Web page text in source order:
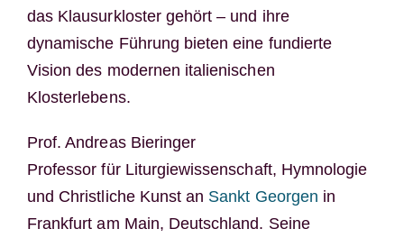
das Klausurkloster gehört – und ihre
dynamische Führung bieten eine fundierte
Vision des modernen italienischen
Klosterlebens.
Prof. Andreas Bieringer
Professor für Liturgiewissenschaft, Hymnologie
und Christliche Kunst an Sankt Georgen in
Frankfurt am Main, Deutschland. Seine